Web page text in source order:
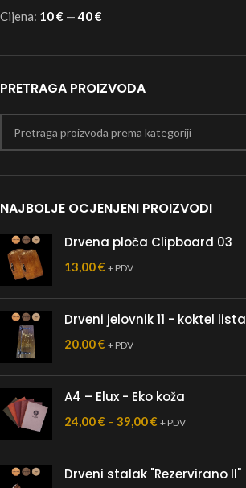
Cijena: 10 € —40 €
PRETRAGA PROIZVODA
NAJBOLJE OCJENJENI PROIZVODI
Drvena ploča Clipboard 03
13,00€ + PDV
Drveni jelovnik 11 - koktel lista
20,00€ + PDV
A4 – Elux - Eko koža
24,00€ – 39,00€ + PDV
Drveni stalak "Rezervirano II"